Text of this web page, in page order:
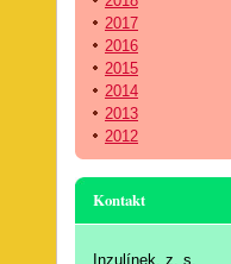
2017
2016
2015
2014
2013
2012
Kontakt
Inzulínek, z. s.